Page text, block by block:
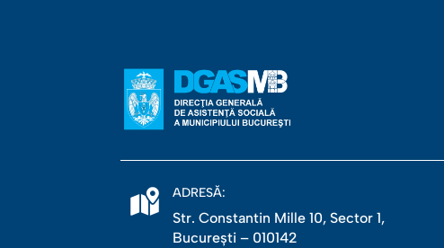
ADRESĂ:
Str. Constantin Mille 10, Sector 1,
Bucureşti – 010142